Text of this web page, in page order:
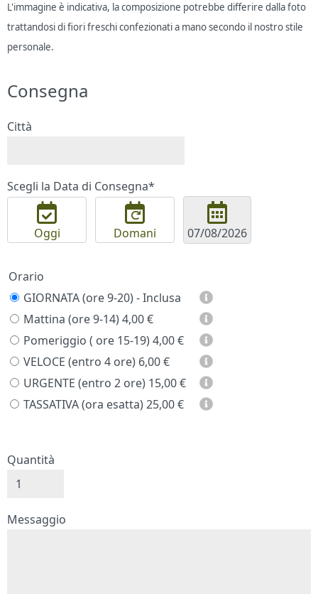
L'immagine è indicativa, la composizione potrebbe differire dalla foto
trattandosi di fiori freschi confezionati a mano secondo il nostro stile
personale.
Consegna
Città
Scegli la Data di Consegna*
Oggi Domani
Orario
GIORNATA (ore 9-20) - Inclusa
Mattina (ore 9-14) 4,00 €
Pomeriggio ( ore 15-19) 4,00 €
VELOCE (entro 4 ore) 6,00 €
URGENTE (entro 2 ore) 15,00 €
TASSATIVA (ora esatta) 25,00 €
Prezzo
Quantità
Messaggio e firma
Messaggio